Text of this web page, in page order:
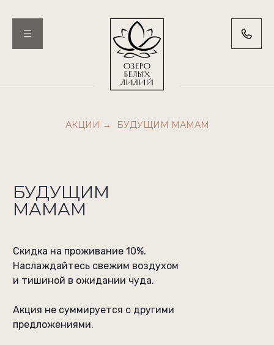
АКЦИИ → БУДУЩИМ МАМАМ
БУДУЩИМ
МАМАМ
Скидка на проживание 10%.
Наслаждайтесь свежим воздухом
и тишиной в ожидании чуда.
Акция не суммируется с другими
предложениями.